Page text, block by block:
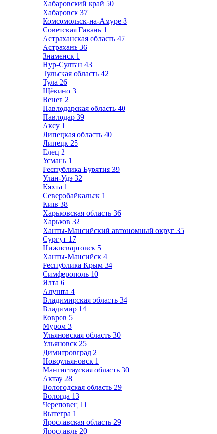
Хабаровский край 50
Хабаровск 37
Комсомольск-на-Амуре 8
Советская Гавань 1
Астраханская область 47
Астрахань 36
Знаменск 1
Нур-Султан 43
Тульская область 42
Тула 26
Щёкино 3
Венев 2
Павлодарская область 40
Павлодар 39
Аксу 1
Липецкая область 40
Липецк 25
Елец 2
Усмань 1
Республика Бурятия 39
Улан-Удэ 32
Кяхта 1
Северобайкальск 1
Київ 38
Харьковская область 36
Харьков 32
Ханты-Мансийский автономный округ 35
Сургут 17
Нижневартовск 5
Ханты-Мансийск 4
Республика Крым 34
Симферополь 10
Ялта 6
Алушта 4
Владимирская область 34
Владимир 14
Ковров 5
Муром 3
Ульяновская область 30
Ульяновск 25
Димитровград 2
Новоульяновск 1
Мангистауская область 30
Актау 28
Вологодская область 29
Вологда 13
Череповец 11
Вытегра 1
Ярославская область 29
Ярославль 20